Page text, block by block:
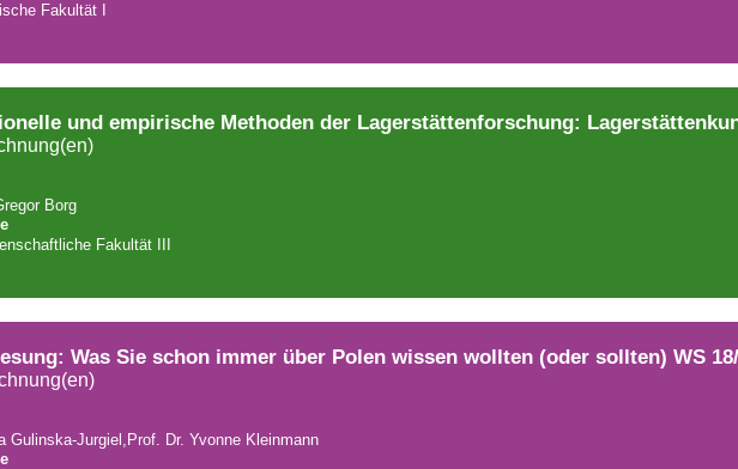
Fakultät I
und empirische Methoden der Lagerstättenforschung:
Borg
Fakultät III
Was Sie schon immer über Polen wissen wollten (oder sollten) WS
Gulinska-Jurgiel,Prof. Dr. Yvonne Kleinmann